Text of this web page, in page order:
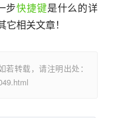
步快捷键是什么的详
它相关文章！
转载，请注明出处：